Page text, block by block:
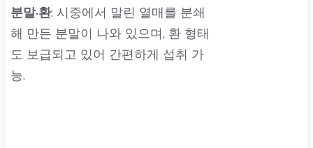
분말·환: 시중에서 말린 열매를 분쇄
해 만든 분말이 나와 있으며, 환 형태
도 보급되고 있어 간편하게 섭취 가
능.